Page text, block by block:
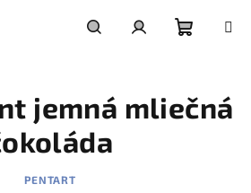
košík
jemná mliečná
PENTART